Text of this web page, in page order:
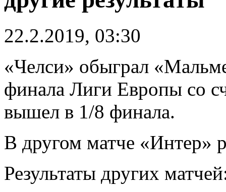
22.2.2019, 03:30
«Челси» обыграл
финала Лиги Европы со
вышел в 1/8 финала.
В другом матче «Интер»
Результаты других